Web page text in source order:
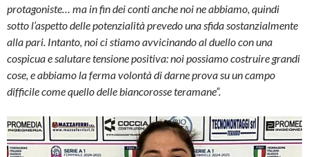
protagoniste… ma in fin dei conti anche noi ne abbiamo, quindi
sotto l’aspetto delle potenzialità prevedo una sfida sostanzialmente
alla pari. Intanto, noi ci stiamo avvicinando al duello con una
cospicua e salutare tensione positiva: noi possiamo costruire grandi
cose, e abbiamo la ferma volontà di darne prova su un campo
difficile come quello delle biancorosse teramane”.